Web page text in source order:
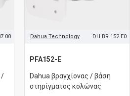
/
Dahua Technology DH.BR.152.E0
PFA152-E
Dahua βραγχίονας / βάση
στηρίγματος κολώνας